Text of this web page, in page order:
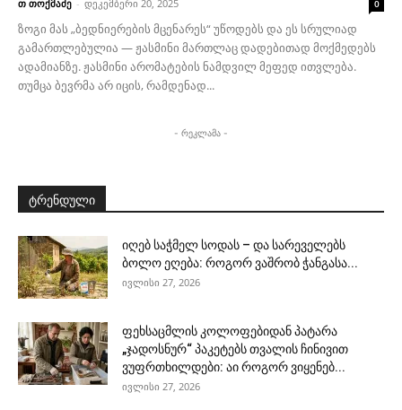
თ თოქმაძე - დეკემბერი 20, 2025 0
ზოგი მას „ბედნიერების მცენარეს“ უწოდებს და ეს სრულიად
გამართლებულია — ჟასმინი მართლაც დადებითად მოქმედებს
ადამიანზე. ჟასმინი არომატების ნამდვილ მეფედ ითვლება.
თუმცა ბევრმა არ იცის, რამდენად...
- რეკლამა -
ტრენდული
იღებ საჭმელ სოდას – და სარეველებს
ბოლო ეღება: როგორ ვაშრობ ჭანგასა...
ივლისი 27, 2026
ფეხსაცმლის კოლოფებიდან პატარა
„ჯადოსნურ“ პაკეტებს თვალის ჩინივით
ვუფრთხილდები: აი როგორ ვიყენებ...
ივლისი 27, 2026